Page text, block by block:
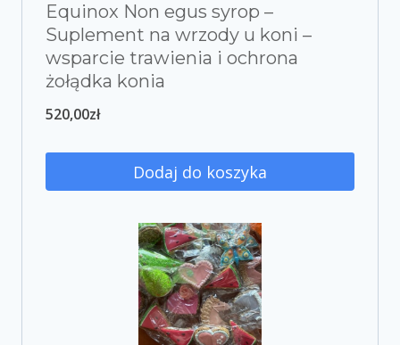
Equinox Non egus syrop –
Suplement na wrzody u koni –
wsparcie trawienia i ochrona
żołądka konia
520,00zł
Dodaj do koszyka